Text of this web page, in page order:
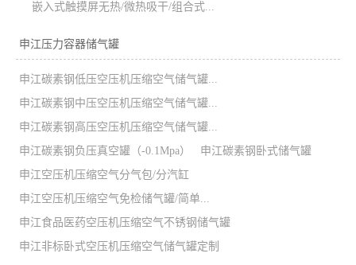
嵌入式触摸屏无热/微热吸干/组合式...
申江压力容器储气罐
申江碳素钢低压空压机压缩空气储气罐...
申江碳素钢中压空压机压缩空气储气罐...
申江碳素钢高压空压机压缩空气储气罐...
申江碳素钢负压真空罐（-0.1Mpa）
申江碳素钢卧式储气罐
申江空压机压缩空气分气包/分汽缸
申江空压机压缩空气免检储气罐/简单...
申江食品医药空压机压缩空气不锈钢储气罐
申江非标卧式空压机压缩空气储气罐定制